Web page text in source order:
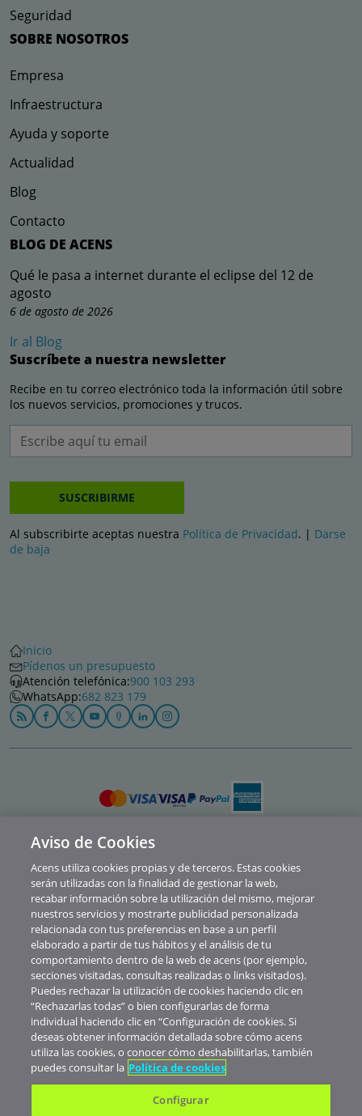
Seguridad
SOBRE NOSOTROS
Empresa
Infraestructura
Ayuda y soporte
Actualidad
Blog
Contacto
BLOG DE ACENS
Qué le pasa a internet durante el eclipse del 12 de
agosto
6 de agosto de 2026
Ir al Blog
Suscríbete a nuestra newsletter
Recibe en tu correo electrónico toda la información útil sobre
los nuevos servicios, promociones y trucos.
SUSCRIBIRME
Al subscribirte aceptas nuestra Política de Privacidad. | Darse
de baja
Inicio
Pídenos un presupuesto
Atención telefónica:900 103 293
WhatsApp:682 823 179
Política de privacidad
Cookies
Contacto
Soporte
Aviso legal
Canal de Denuncias y Consultas
Abuse
© Telefónica Soluciones De Informática Y Comunicaciones De España S.A.U.
Nuestros precios no muestran IVA. Realizada la contratación de servicios
verás aplicados los impuestos correspondientes al territorio donde esté
Aviso de Cookies
Acens utiliza cookies propias y de terceros. Estas cookies
serán utilizadas con la finalidad de gestionar la web,
recabar información sobre la utilización del mismo, mejorar
nuestros servicios y mostrarte publicidad personalizada
relacionada con tus preferencias en base a un perfil
elaborado a partir de tus hábitos y el análisis de tu
comportamiento dentro de la web de acens (por ejemplo,
secciones visitadas, consultas realizadas o links visitados).
Puedes rechazar la utilización de cookies haciendo clic en
“Rechazarlas todas” o bien configurarlas de forma
individual haciendo clic en “Configuración de cookies. Si
deseas obtener información detallada sobre cómo acens
utiliza las cookies, o conocer cómo deshabilitarlas, también
puedes consultar la Política de cookies
Configurar